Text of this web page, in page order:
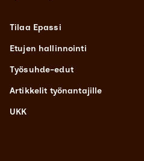
Tilaa Epassi
Etujen hallinnointi
Työsuhde-edut
Artikkelit työnantajille
UKK